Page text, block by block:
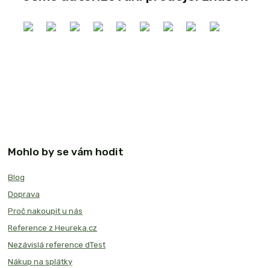
Mohlo by se vám hodit
Blog
Doprava
Proč nakoupit u nás
Reference z Heureka.cz
Nezávislá reference dTest
Nákup na splátky